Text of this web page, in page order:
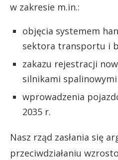
w zakresie m.in.:
objęcia systemem
sektora transportu i
zakazu rejestracji
silnikami spalinowymi
wprowadzenia
2035 r.
Nasz rząd zasłania się
przeciwdziałaniu